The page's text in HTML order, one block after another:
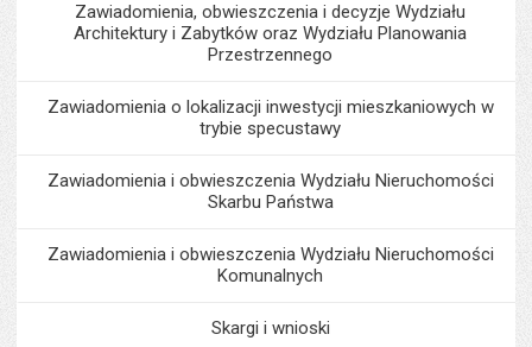
Zawiadomienia, obwieszczenia i decyzje Wydziału
Architektury i Zabytków oraz Wydziału Planowania
Przestrzennego
Zawiadomienia o lokalizacji inwestycji mieszkaniowych w
trybie specustawy
Zawiadomienia i obwieszczenia Wydziału Nieruchomości
Skarbu Państwa
Zawiadomienia i obwieszczenia Wydziału Nieruchomości
Komunalnych
Skargi i wnioski